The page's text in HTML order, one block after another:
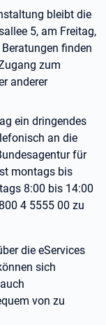
bleibt die
5, am Freitag,
finden
zum
anderer
ein dringendes
an die
für
montags bis
8:00 bis 14:00
4 5555 00 zu
die eServices
sich
von zu